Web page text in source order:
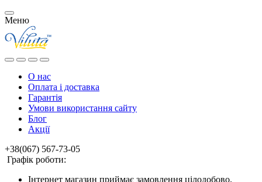
Меню
О нас
Оплата і доставка
Гарантія
Умови використання сайту
Блог
Акції
+38(067) 567-73-05
Графік роботи:
Інтернет магазин приймає замовлення цілодобово.